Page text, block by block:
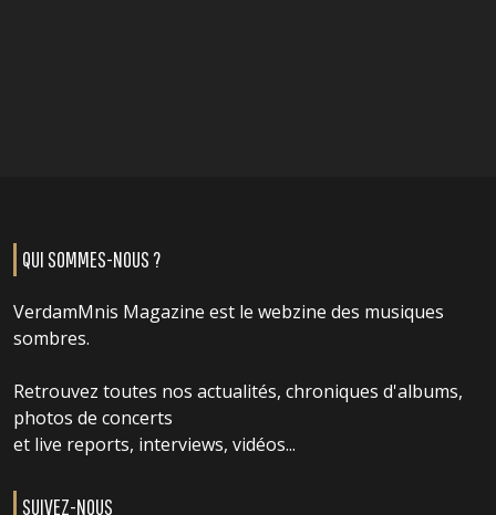
QUI SOMMES-NOUS ?
VerdamMnis Magazine est le webzine des musiques
sombres.
Retrouvez toutes nos actualités, chroniques d'albums,
photos de concerts
et live reports, interviews, vidéos...
SUIVEZ-NOUS